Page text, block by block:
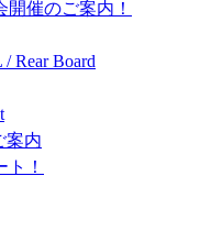
催のご案内！
Rear Board
案内
！